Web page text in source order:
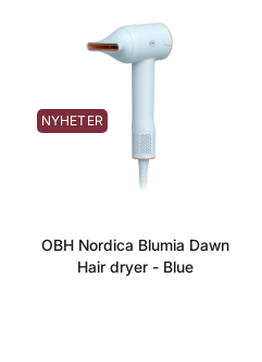
NYHETER
OBH Nordica Blumia Dawn
Hair dryer - Blue